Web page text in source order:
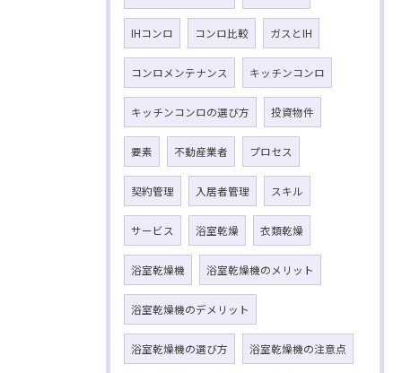
IHコンロ コンロ比較 ガスとIH
コンロメンテナンス キッチンコンロ
キッチンコンロの選び方 投資物件
要素 不動産業者 プロセス
契約管理 入居者管理 スキル
サービス 浴室乾燥 衣類乾燥
浴室乾燥機 浴室乾燥機のメリット
浴室乾燥機のデメリット
浴室乾燥機の選び方 浴室乾燥機の注意点